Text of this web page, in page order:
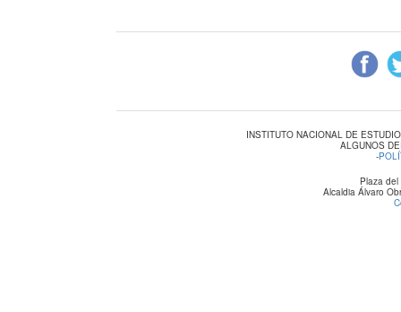
INSTITUTO NACIONAL DE
ALGUNOS
-
Plaza
Alcaldia Álvaro